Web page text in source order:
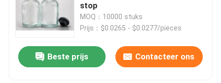
blog
Flesje van borosilicaatglas
stop
MOQ：10000 stuks
Prijs：$0.0265 - $0.0277/pieces
Beste prijs Contacteer ons